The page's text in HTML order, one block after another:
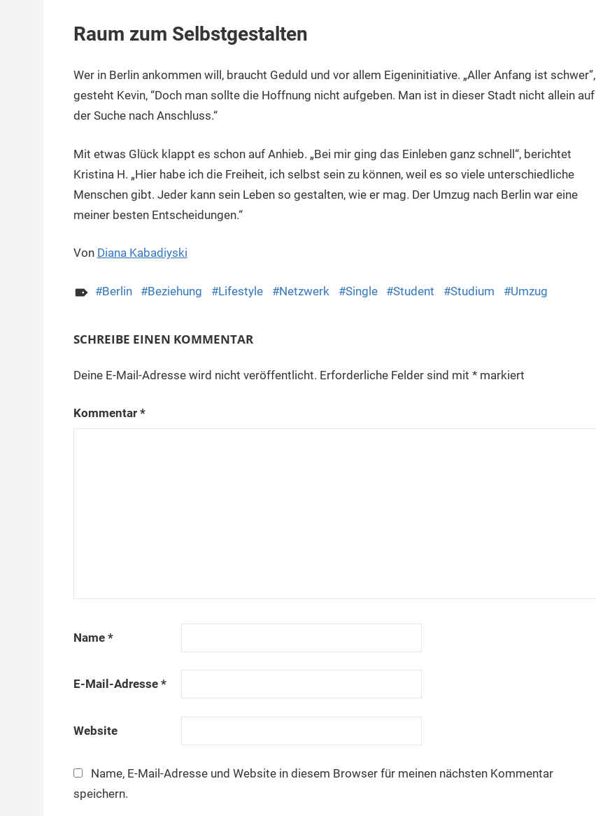
Raum zum Selbstgestalten
Wer in Berlin ankommen will, braucht Geduld und vor allem Eigeninitiative. „Aller Anfang ist schwer”,
gesteht Kevin, “Doch man sollte die Hoffnung nicht aufgeben. Man ist in dieser Stadt nicht allein auf
der Suche nach Anschluss.“
Mit etwas Glück klappt es schon auf Anhieb. „Bei mir ging das Einleben ganz schnell“, berichtet
Kristina H. „Hier habe ich die Freiheit, ich selbst sein zu können, weil es so viele unterschiedliche
Menschen gibt. Jeder kann sein Leben so gestalten, wie er mag. Der Umzug nach Berlin war eine
meiner besten Entscheidungen.“
Von Diana Kabadiyski
Berlin Beziehung Lifestyle Netzwerk Single Student Studium Umzug
SCHREIBE EINEN KOMMENTAR
Deine E-Mail-Adresse wird nicht veröffentlicht. Erforderliche Felder sind mit *markiert
Kommentar *
Name *
E-Mail-Adresse *
Website
Name, E-Mail-Adresse und Website in diesem Browser für meinen nächsten Kommentar
speichern.